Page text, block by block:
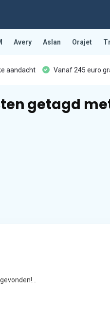
Avery Aslan Orajet
aandacht Vanaf 245 euro
getagd